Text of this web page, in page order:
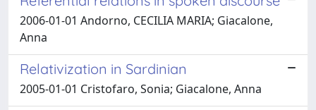
2006-01-01 Andorno, CECILIA MARIA; Giacalone,
Anna
Relativization in Sardinian
2005-01-01 Cristofaro, Sonia; Giacalone, Anna